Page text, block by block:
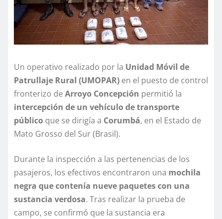
Un operativo realizado por la Unidad Móvil de
Patrullaje Rural (UMOPAR) en el puesto de control
fronterizo de Arroyo Concepción permitió la
intercepción de un vehículo de transporte
público que se dirigía a Corumbá, en el Estado de
Mato Grosso del Sur (Brasil).
Durante la inspección a las pertenencias de los
pasajeros, los efectivos encontraron una mochila
negra que contenía nueve paquetes con una
sustancia verdosa. Tras realizar la prueba de
campo, se confirmó que la sustancia era